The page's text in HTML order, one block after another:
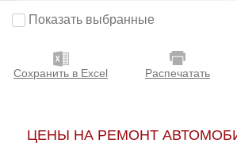
Показать выбранные
Сохранить в Excel Распечатать
ЦЕНЫ НА РЕМОНТ